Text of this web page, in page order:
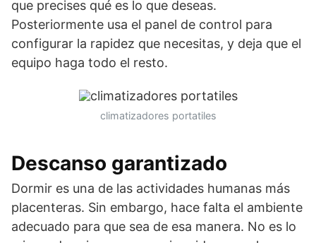
que precises qué es lo que deseas.
Posteriormente usa el panel de control para
configurar la rapidez que necesitas, y deja que el
equipo haga todo el resto.
climatizadores portatiles
Descanso garantizado
Dormir es una de las actividades humanas más
placenteras. Sin embargo, hace falta el ambiente
adecuado para que sea de esa manera. No es lo